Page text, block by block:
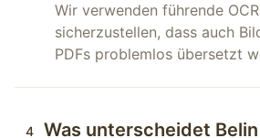
Wir verwenden führende
sicherzustellen, dass auch
PDFs problemlos übersetzt
4
Was unterscheidet